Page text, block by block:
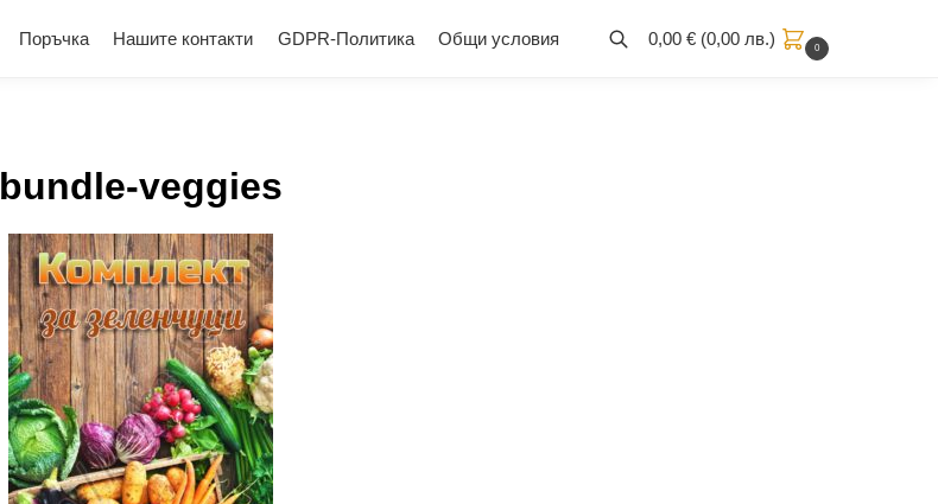
Поръчка Нашите контакти GDPR-Политика Общи условия 0,00 € (0,00 лв.) 0
bundle-veggies